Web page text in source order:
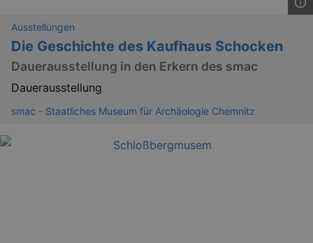
Ausstellungen
Die Geschichte des Kaufhaus Schocken
Dauerausstellung in den Erkern des smac
Dauerausstellung
smac - Staatliches Museum für Archäologie Chemnitz